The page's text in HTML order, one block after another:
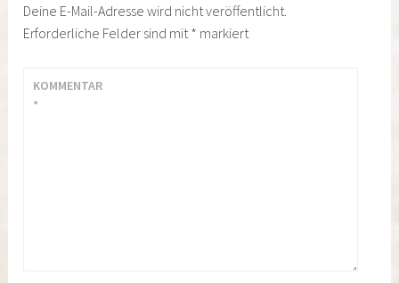
Deine E-Mail-Adresse wird nicht veröffentlicht.
Erforderliche Felder sind mit * markiert
KOMMENTAR
*